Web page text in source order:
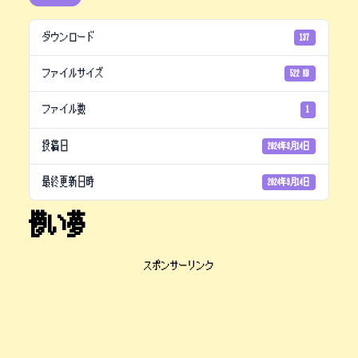
ダウンロード 137
ファイルサイズ 522 KB
ファイル数 1
投稿日 2024年9月14日
最終更新日時 2024年9月14日
儚い夢
スポンサーリンク